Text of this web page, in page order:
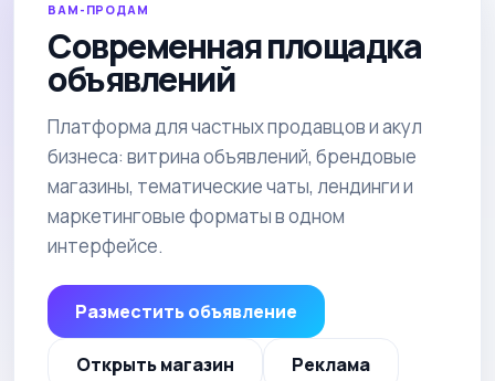
ВАМ-ПРОДАМ
Современная площадка
объявлений
Платформа для частных продавцов и акул
бизнеса: витрина объявлений, брендовые
магазины, тематические чаты, лендинги и
маркетинговые форматы в одном
интерфейсе.
Разместить объявление
Открыть магазин Реклама